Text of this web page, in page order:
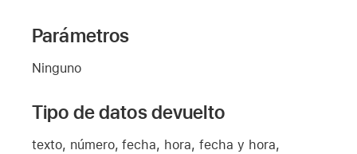
Parámetros
Ninguno
Tipo de datos devuelto
texto, número, fecha, hora, fecha y hora,